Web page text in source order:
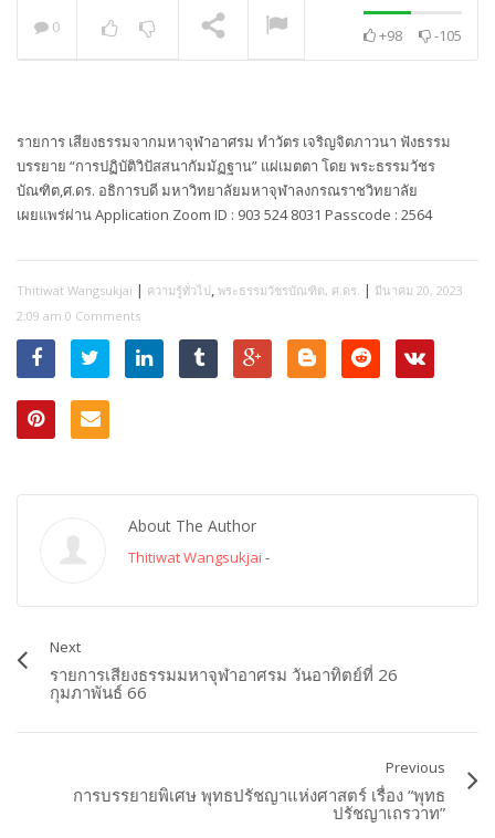
0 +98 -105
รายการ เสียงธรรมจากมหาจุฬาอาศรม ทำวัตร เจริญจิตภาวนา ฟังธรรม
บรรยาย “การปฏิบัติวิปัสสนากัมมัฏฐาน” แผ่เมตตา โดย พระธรรมวัชร
บัณฑิต,ศ.ดร. อธิการบดี มหาวิทยาลัยมหาจุฬาลงกรณราชวิทยาลัย
เผยแพร่ผ่าน Application Zoom ID : 903 524 8031 Passcode : 2564
Thitiwat Wangsukjai | ความรู้ทั่วไป, พระธรรมวัชรบัณฑิต, ศ.ดร. | มีนาคม 20, 2023
2:09 am 0 Comments
About The Author
Thitiwat Wangsukjai -
Next
รายการเสียงธรรมมหาจุฬาอาศรม วันอาทิตย์ที่ 26
กุมภาพันธ์ 66
Previous
การบรรยายพิเศษ พุทธปรัชญาแห่งศาสตร์ เรื่อง “พุทธ
ปรัชญาเถรวาท”